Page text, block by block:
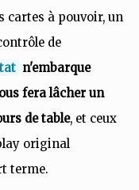
cartes à pouvoir, un
de
n'embarque
fera lâcher un
de table, et ceux
original
terme.